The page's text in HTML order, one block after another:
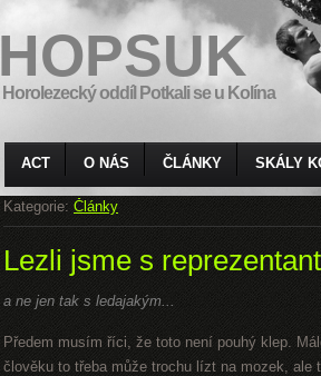
HOPSUK
Horolezecký oddíl Potkali se u Kolína
ACT O NÁS ČLÁNKY SKÁLY
Kategorie: Články
Lezli jsme s
a ne jen tak s ledajakým...
Předem musím říci, že toto není pouhý klep.
člověku to třeba může trochu lízt na mozek,